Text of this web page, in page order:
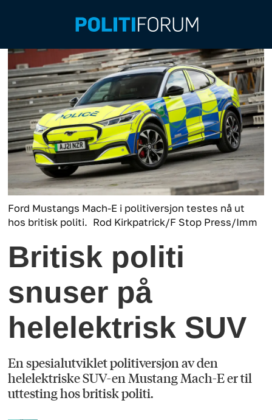
Ford Mustangs Mach-E i politiversjon testes nå ut
hos britisk politi. Rod Kirkpatrick/F Stop Press/Imm
Britisk politi
snuser på
helelektrisk SUV
En spesialutviklet politiversjon av den
helelektriske SUV-en Mustang Mach-E er til
uttesting hos britisk politi.